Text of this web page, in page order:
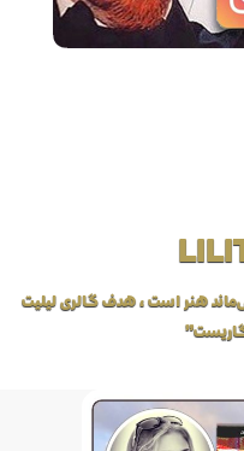
هنر است، هدف گالری لیلیت